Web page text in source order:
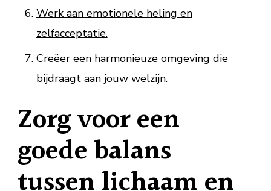
Werk aan emotionele heling en
zelfacceptatie.
Creëer een harmonieuze omgeving die
bijdraagt aan jouw welzijn.
Zorg voor een
goede balans